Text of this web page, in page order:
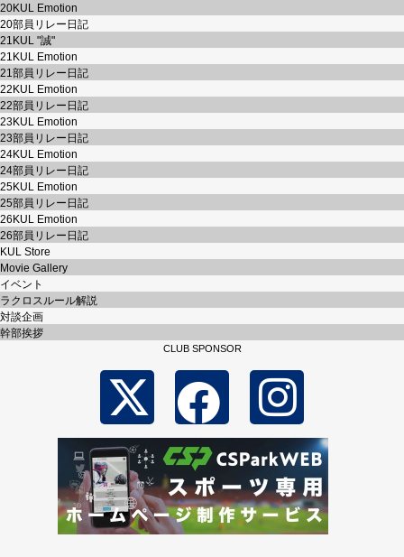
20KUL Emotion
20部員リレー日記
21KUL "誠"
21KUL Emotion
21部員リレー日記
22KUL Emotion
22部員リレー日記
23KUL Emotion
23部員リレー日記
24KUL Emotion
24部員リレー日記
25KUL Emotion
25部員リレー日記
26KUL Emotion
26部員リレー日記
KUL Store
Movie Gallery
イベント
ラクロスルール解説
対談企画
幹部挨拶
CLUB SPONSOR